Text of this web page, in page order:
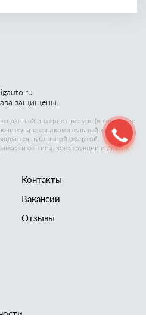
защищены.
данный интернет-ресурс (в том числе
ознакомительный характер,
публичной офертой.
от типа, конструкции и других
Контакты
Вакансии
Отзывы